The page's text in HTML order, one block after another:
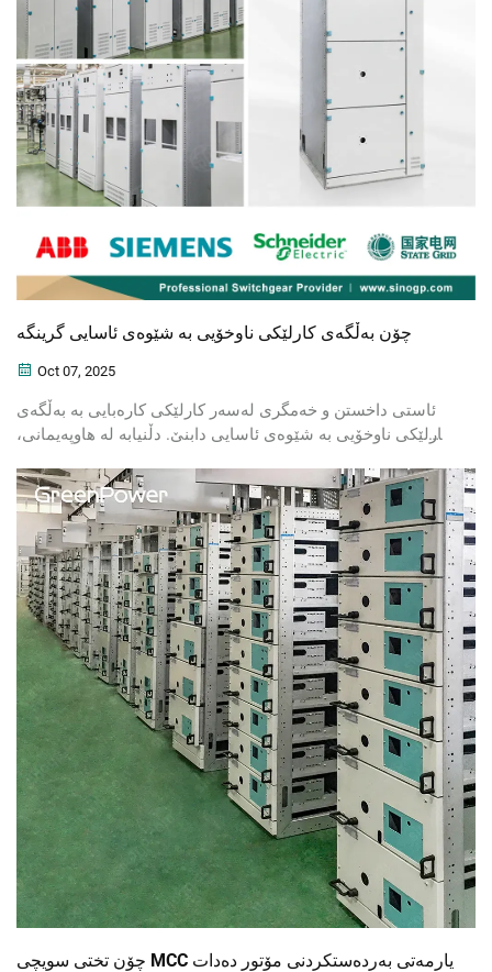
چۆن بەڵگەی کارلێکی ناوخۆیی بە شێوەی ئاسایی گرینگە
Oct 07, 2025
ئاستی داخستن و خەمگری لەسەر کارلێکی کارەبایی بە بەڵگەی
کارلێکی ناوخۆیی بە شێوەی ئاسایی دابنێ. دڵنیابە لە هاوپەیمانی،
چۆن تختی سویچی MCC یارمەتی بەردەستکردنی مۆتور دەدات